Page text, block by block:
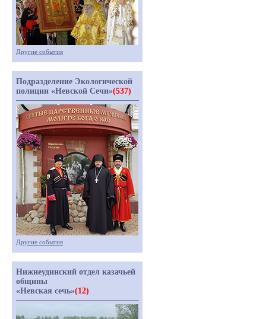
Другие события
Подразделение Экологической
полиции «Невской Сечи»(537)
Другие события
Нижнеудинский отдел казачьей
общины
«Невская сечь»(12)